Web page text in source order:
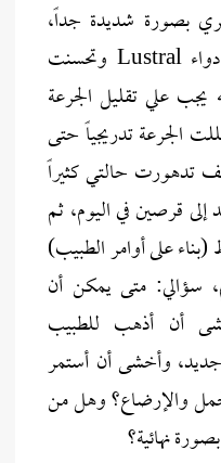
بصورة شديدة جداً،
ولكن الحمد لله انتظمت على دواء Lustral وتحسنت
علي تقليل الجرعة
الجرعة تدريجياً حتى
حالتي كثيراً
قرصين في اليوم، ثم
على أوامر الطبيب)
سؤالي: متى يمكن أن
أن أذهب للطبيب
وأخشى أن أستمر
والإرضاع؟ وهل من
نهائية؟